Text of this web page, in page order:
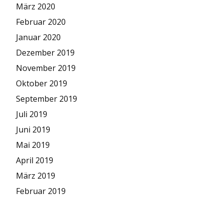
März 2020
Februar 2020
Januar 2020
Dezember 2019
November 2019
Oktober 2019
September 2019
Juli 2019
Juni 2019
Mai 2019
April 2019
März 2019
Februar 2019